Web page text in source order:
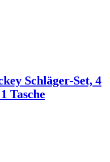
Schläger-Set, 4
Tasche